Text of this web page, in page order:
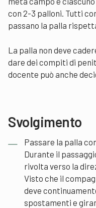
con 2-3 palloni. Tutti
passano la palla
La palla non deve
dare dei compiti di
docente può anche
Svolgimento
Passare la palla
Durante il
rivolta verso la
Visto che il
deve
spostamenti e